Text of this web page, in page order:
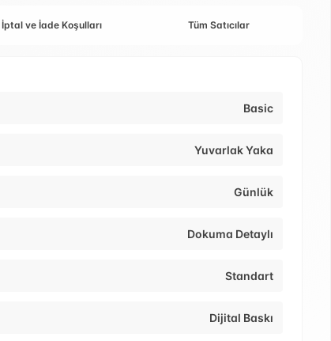
İptal ve İade Koşulları Tüm Satıcılar
Basic
Yuvarlak Yaka
Günlük
Dokuma Detaylı
Standart
Dijital Baskı